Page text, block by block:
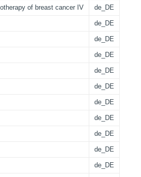
of breast cancer IV de_DE
de_DE
de_DE
de_DE
de_DE
de_DE
de_DE
de_DE
de_DE
de_DE
de_DE